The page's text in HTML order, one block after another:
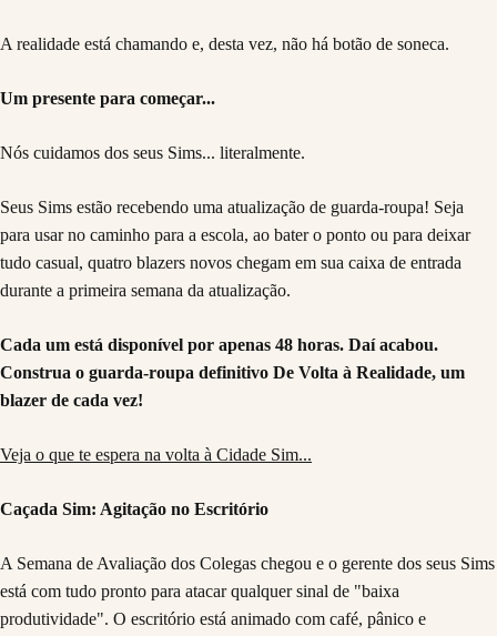
A realidade está chamando e, desta vez, não há botão de soneca.
Um presente para começar...
Nós cuidamos dos seus Sims... literalmente.
Seus Sims estão recebendo uma atualização de guarda-roupa! Seja
para usar no caminho para a escola, ao bater o ponto ou para deixar
tudo casual, quatro blazers novos chegam em sua caixa de entrada
durante a primeira semana da atualização.
Cada um está disponível por apenas 48 horas. Daí acabou.
Construa o guarda-roupa definitivo De Volta à Realidade, um
blazer de cada vez!
Veja o que te espera na volta à Cidade Sim...
Caçada Sim: Agitação no Escritório
A Semana de Avaliação dos Colegas chegou e o gerente dos seus Sims
está com tudo pronto para atacar qualquer sinal de "baixa
produtividade". O escritório está animado com café, pânico e